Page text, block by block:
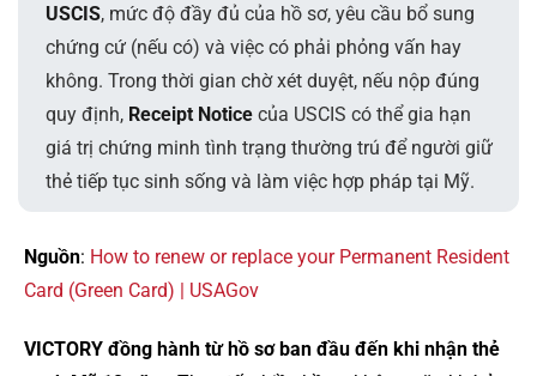
USCIS, mức độ đầy đủ của hồ sơ, yêu cầu bổ sung
chứng cứ (nếu có) và việc có phải phỏng vấn hay
không. Trong thời gian chờ xét duyệt, nếu nộp đúng
quy định, Receipt Noticecủa USCIS có thể gia hạn
giá trị chứng minh tình trạng thường trú để người giữ
thẻ tiếp tục sinh sống và làm việc hợp pháp tại Mỹ.
Nguồn: How to renew or replace your Permanent Resident
Card (Green Card) | USAGov
VICTORY đồng hành từ hồ sơ ban đầu đến khi nhận thẻ